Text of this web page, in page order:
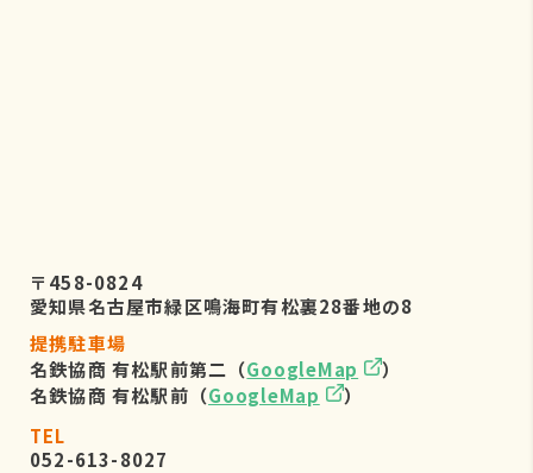
〒458-0824
愛知県名古屋市緑区鳴海町有松裏28番地の8
提携駐車場
名鉄協商 有松駅前第二（GoogleMap
）
名鉄協商 有松駅前（GoogleMap
）
TEL
052-613-8027